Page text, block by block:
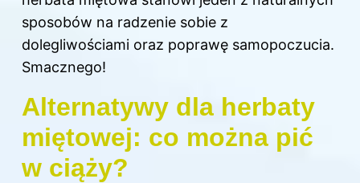
sposobów na radzenie sobie z
dolegliwościami oraz poprawę samopoczucia.
Smacznego!
Alternatywy dla herbaty
miętowej: co można pić
w ciąży?